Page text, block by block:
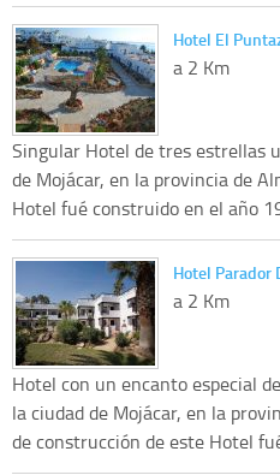
Hotel El
a 2 Km
Singular Hotel de tres estrellas
de Mojácar, en la provincia de
Hotel fué construido en el año
Hotel Parador
a 2 Km
Hotel con un encanto especial
la ciudad de Mojácar, en la
de construcción de este Hotel